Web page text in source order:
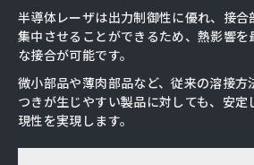
半導体レーザは出力制御性に優れ、接
集中させることができるため、熱影響
な接合が可能です。
微小部品や薄肉部品など、従来の溶接方
つきが生じやすい製品に対しても、安
現性を実現します。